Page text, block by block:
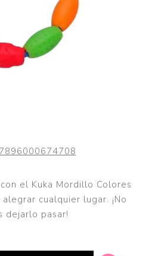
7896000674708
el Kuka Mordillo Colores
cualquier lugar. ¡No
dejarlo pasar!